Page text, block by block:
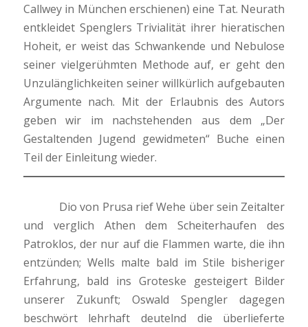
Callwey in München erschienen) eine Tat. Neurath
entkleidet Spenglers Trivialität ihrer hieratischen
Hoheit, er weist das Schwankende und Nebulose
seiner vielgerühmten Methode auf, er geht den
Unzulänglichkeiten seiner willkürlich aufgebauten
Argumente nach. Mit der Erlaubnis des Autors
geben wir im nachstehenden aus dem „Der
Gestaltenden Jugend gewidmeten“ Buche einen
Teil der Einleitung wieder.
Dio von Prusa rief Wehe über sein Zeitalter
und verglich Athen dem Scheiterhaufen des
Patroklos, der nur auf die Flammen warte, die ihn
entzünden; Wells malte bald im Stile bisheriger
Erfahrung, bald ins Groteske gesteigert Bilder
unserer Zukunft; Oswald Spengler dagegen
beschwört lehrhaft deutelnd die überlieferte